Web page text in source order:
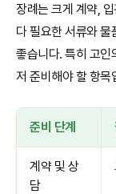
장례는 크게 계약,
다 필요한 서류와 물
좋습니다. 특히 고인
저 준비해야 할 항목
준비 단계
계약 및 상
담